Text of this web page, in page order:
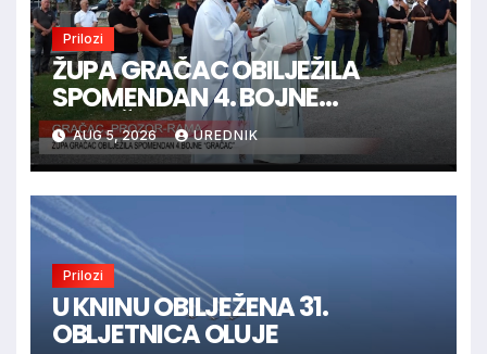
Prilozi
ŽUPA GRAČAC OBILJEŽILA
SPOMENDAN 4. BOJNE
“GRAČAC”
AUG 5, 2026 UREDNIK
Prilozi
U KNINU OBILJEŽENA 31.
OBLJETNICA OLUJE